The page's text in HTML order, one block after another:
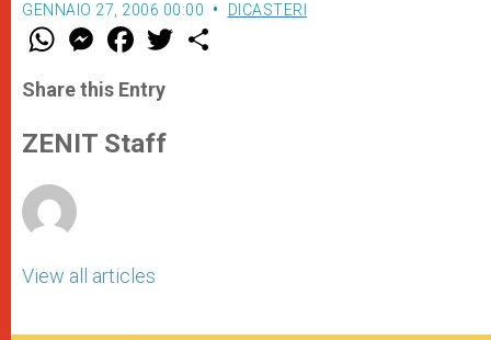
GENNAIO 27, 2006 00:00 DICASTERI
W
t
s
p
p
M
e
s
e
g
e
F
a
e
b
o
k
w
Share this Entry
ZENIT Staff
View all articles